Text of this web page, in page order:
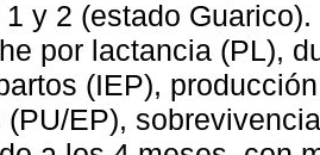
y 2 (estado
por lactancia (PL),
(IEP),
(PU/EP),